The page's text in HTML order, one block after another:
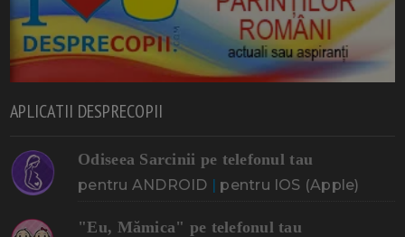
APLICATII DESPRECOPII
Odiseea Sarcinii pe telefonul tau
pentru ANDROID | pentru IOS (Apple)
"Eu, Mămica" pe telefonul tau